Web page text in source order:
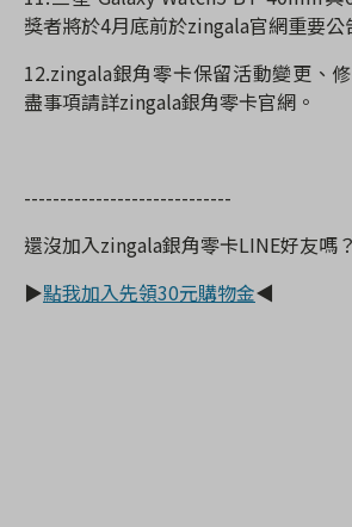
獎者將於4月底前於zingala官網重要公
12.zingala銀角零卡保留活動變更、
盡事項請詳zingala銀角零卡官網。
-----------------------------
還沒加入zingala銀角零卡LINE好友嗎？
▶點我加入先領30元購物金◀